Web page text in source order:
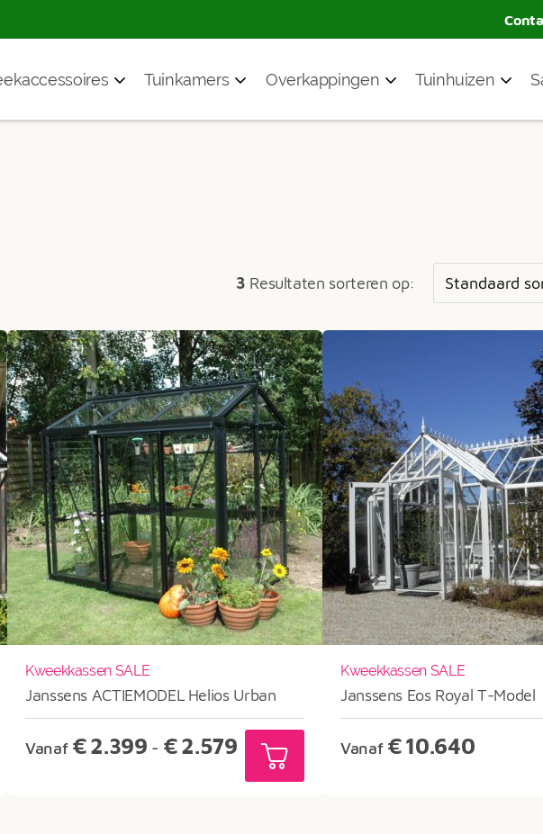
Tuinkamers Overkappingen Tuinhuizen
3 Resultaten sorteren op:
Kweekkassen SALE
Janssens ACTIEMODEL Helios Urban
Vanaf €2.399 - €2.579Prijsklasse:
€2.399
Kweekkassen SALE
Janssens Eos Royal T-Model
Vanaf €10.640